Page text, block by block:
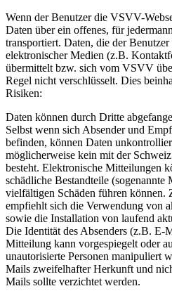
Wenn der Benutzer die VSVV-
Daten über ein offenes, für
transportiert. Daten, die der
elektronischer Medien (z.B.
übermittelt bzw. sich vom VSVV
Regel nicht verschlüsselt. Dies
Risiken:
Daten können durch Dritte
Selbst wenn sich Absender und
befinden, können Daten
möglicherweise kein mit der
besteht. Elektronische Mitteilungen
schädliche Bestandteile (sogenannte
vielfältigen Schäden führen können.
empfiehlt sich die Verwendung von
sowie die Installation von laufend
Die Identität des Absenders (z.B. E-
Mitteilung kann vorgespiegelt oder
unautorisierte Personen manipuliert
Mails zweifelhafter Herkunft und
Mails sollte verzichtet werden.